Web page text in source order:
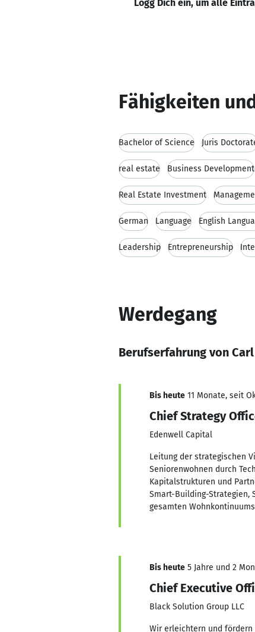
Logg Dich ein, um alle
Fähigkeiten
Bachelor of Science Juris
real estate Business Development
Real Estate Investment
German Language English
Leadership Entrepreneurship
Werdegang
Berufserfahrung von
Bis heute 11 Monate, seit
Chief Strategy
Edenwell Capital
Leitung der strategischen
Seniorenwohnen durch
Kapitalstrukturen und
Smart-Building-Strategien,
gesamten
Bis heute 5 Jahre und 2
Chief Executive
Black Solution Group LLC
Wir erleichtern und